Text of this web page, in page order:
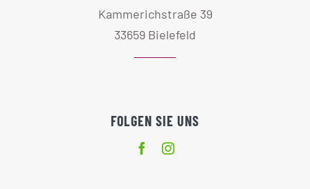
Kammerichstraße 39
33659 Bielefeld
FOLGEN SIE UNS